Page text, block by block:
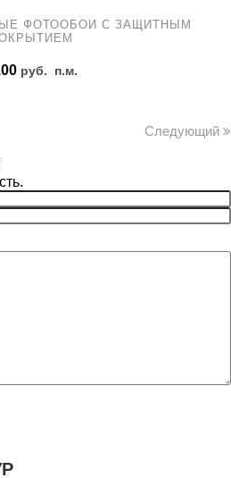
ФОТООБОИ С ЗАЩИТНЫМ
руб. п.м.
Следующий